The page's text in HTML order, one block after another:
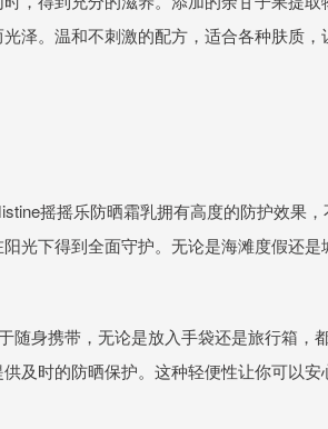
泽。温和不刺激的配方，适合各种肤质，
摇摇乐防晒霜乳拥有高度的防护效果
光下得到全面守护。无论是海滩度假还
随身携带，无论是放入手袋还是旅行箱，
及时的防晒保护。这种轻便性让你可以